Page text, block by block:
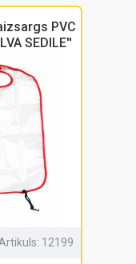
PVC
SEDILE''
12199